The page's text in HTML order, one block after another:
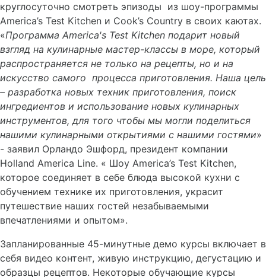
круглосуточно смотреть эпизоды из шоу-программы
America’s Test Kitchen и Cook’s Country в своих каютах.
«Программа America's Test Kitchen подарит новый
взгляд на кулинарные мастер-классы в море, который
распространяется не только на рецепты, но и на
искусство самого процесса приготовления. Наша цель
– разработка новых техник приготовления, поиск
ингредиентов и использование новых кулинарных
инструментов, для того чтобы мы могли поделиться
нашими кулинарными открытиями с нашими гостями»
- заявил Орландо Эшфорд, президент компании
Holland America Line. « Шоу America’s Test Kitchen,
которое соединяет в себе блюда высокой кухни с
обучением технике их приготовления, украсит
путешествие наших гостей незабываемыми
впечатлениями и опытом».
Запланированные 45-минутные демо курсы включает в
себя видео контент, живую инструкцию, дегустацию и
образцы рецептов. Некоторые обучающие курсы